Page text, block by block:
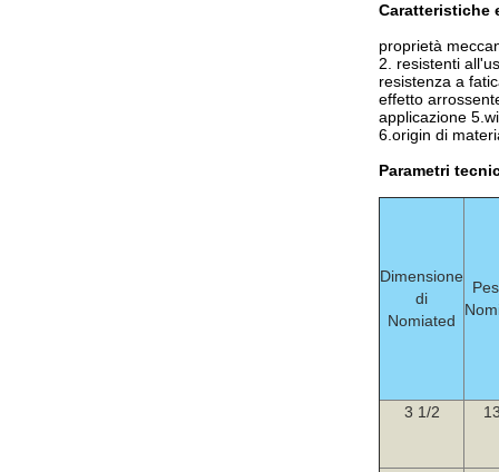
Caratteristiche
proprietà
2. resistenti
resistenza a
effetto
applicazione
6.origin di
Parametri
Dimensione
di
Nomiated
3 1/2